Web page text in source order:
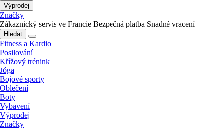
Výprodej
Značky
Zákaznický servis ve Francie Bezpečná platba Snadné vracení
Hledat
Fitness a Kardio
Posilování
Křížový trénink
Jóga
Bojové sporty
Oblečení
Boty
Vybavení
Výprodej
Značky